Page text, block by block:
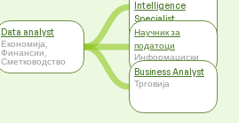
Data analyst
Економија,
Финансии,
Сметководство
Intelligence
Specialist
Информациски
Технологии
Научник за
податоци
Информациски
Технологии
Business Analyst
Трговија